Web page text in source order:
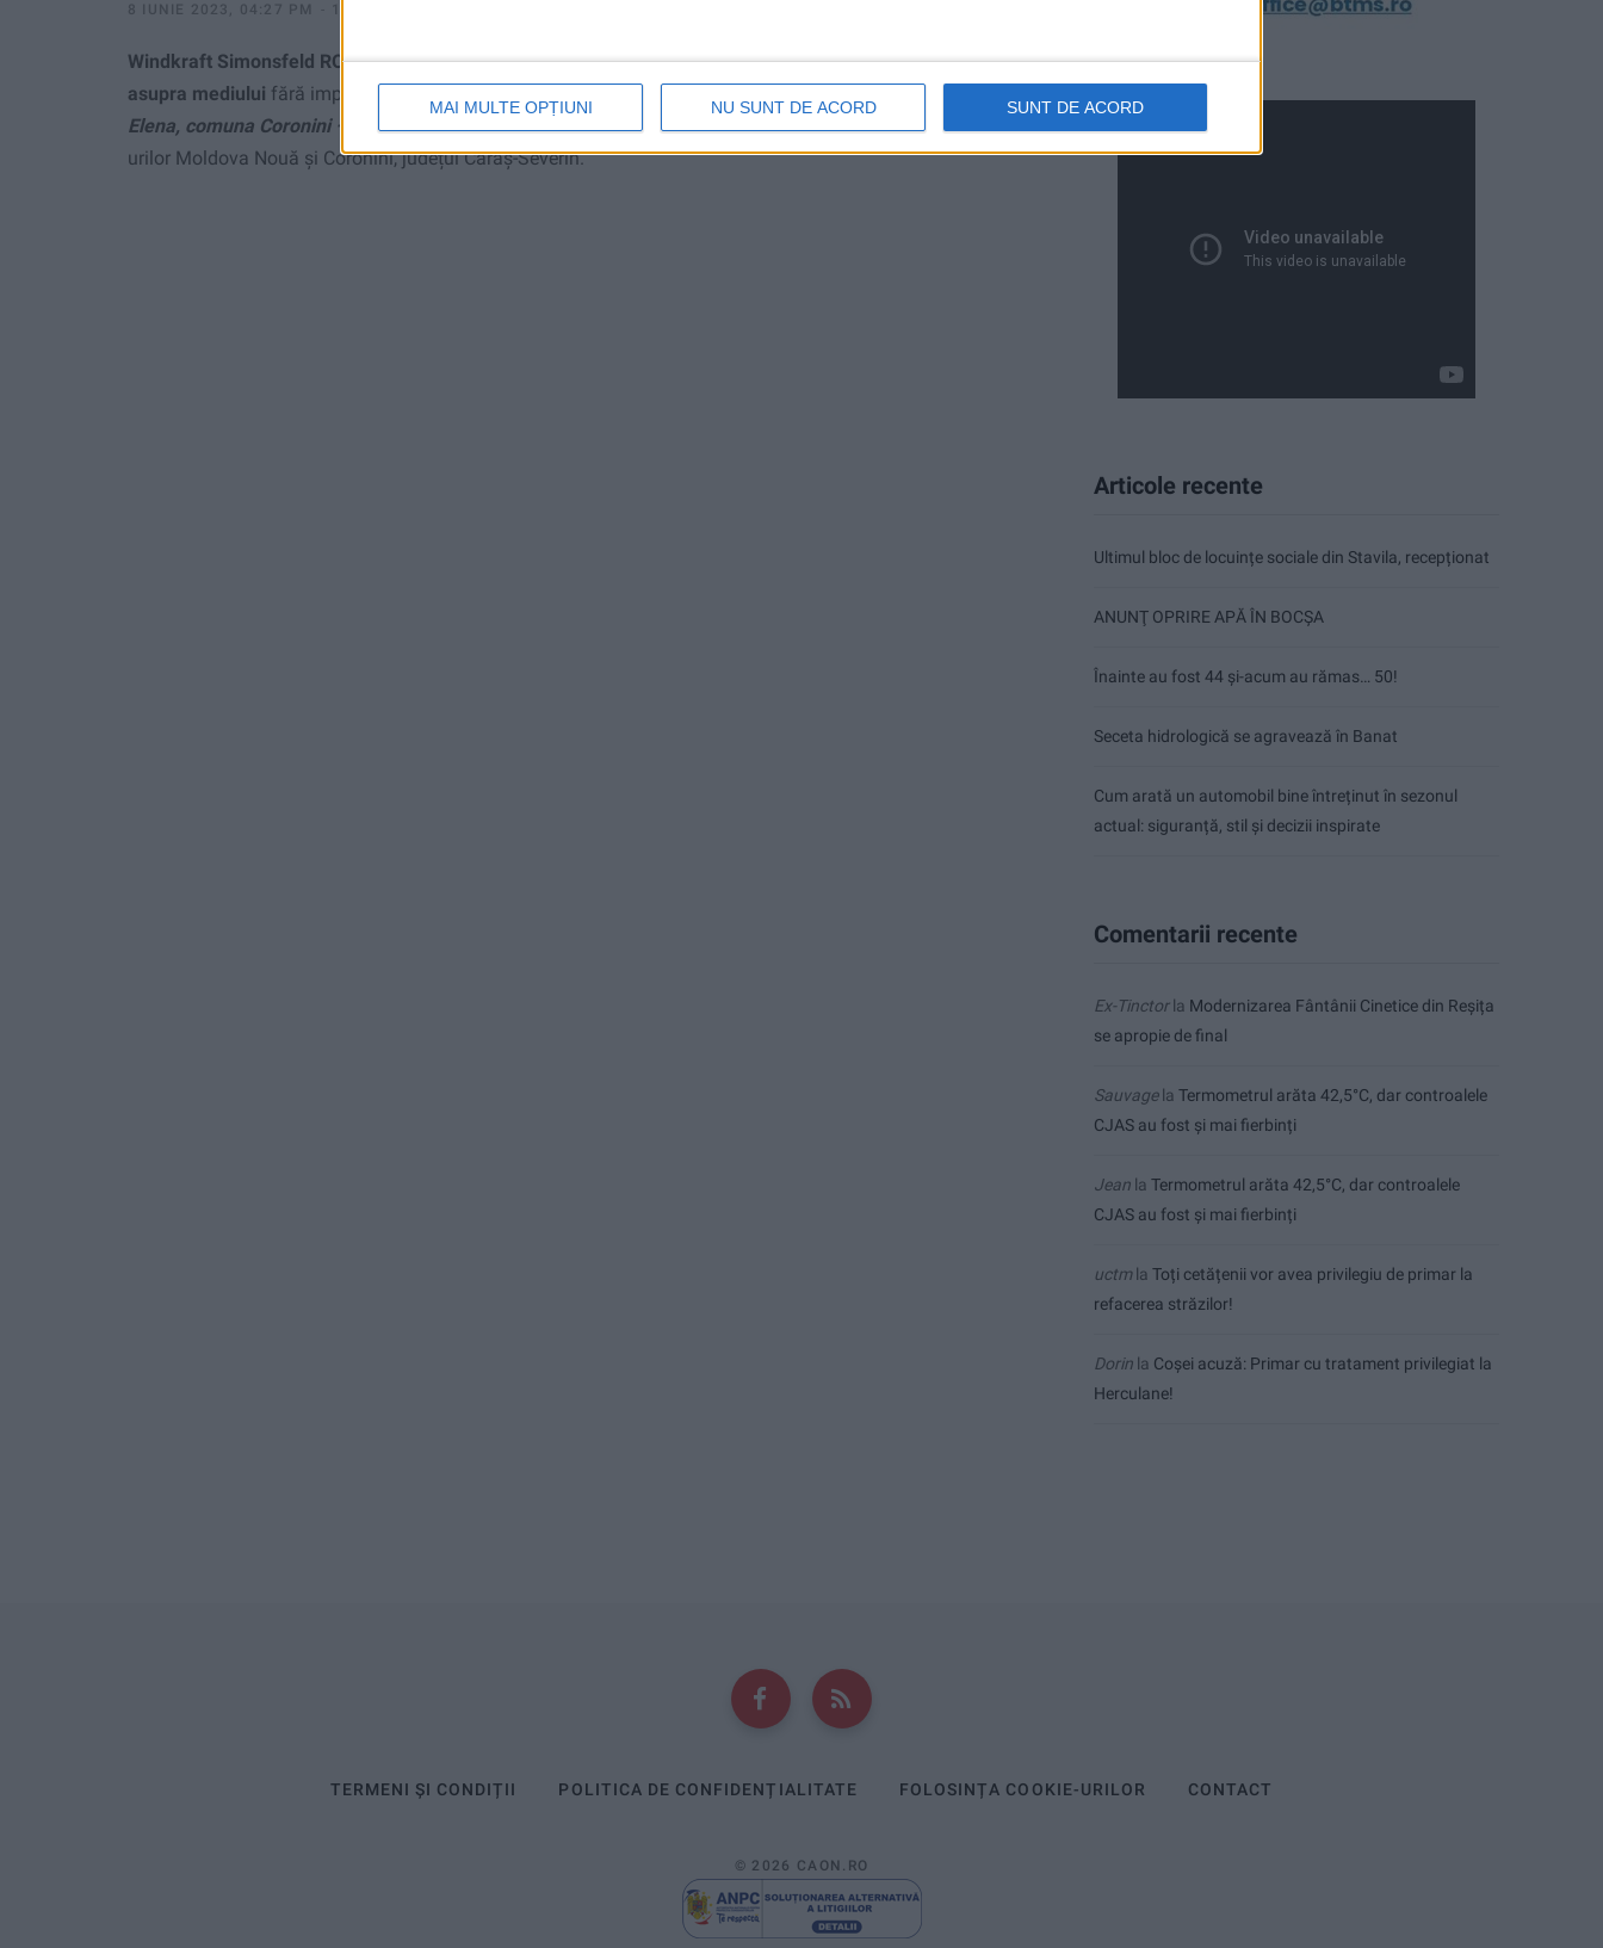
MAI MULTE OPȚIUNI NU SUNT DE ACORD SUNT DE ACORD
8 IUNIE 2023, 04:27 PM
Windkraft Simonsfeld ROSRLanunţă publicul interesat asupra depuneriiraportului privind impactul
asupra mediului fără impact transfrontalier, pentru proiectul „
Elena, comuna Coronini – continuare lucrări“propus a fi amplasat în extravilanul extravilanul UAT-
urilor Moldova Nouă și Coronini, județul Caraș-Severin.
Articole recente
Ultimul bloc de locuințe sociale din Stavila, recepționat
ANUNŢ OPRIRE APĂ ÎN BOCȘA
Înainte au fost 44 și-acum au rămas… 50!
Seceta hidrologică se agravează în Banat
Cum arată un automobil bine întreținut în sezonul
actual: siguranță, stil și decizii inspirate
Comentarii recente
Ex-Tinctorla Modernizarea Fântânii Cinetice din Reșița
se apropie de final
Sauvagela Termometrul arăta 42,5°C, dar controalele
CJAS au fost și mai fierbinți
Jean la Termometrul arăta 42,5°C, dar controalele
CJAS au fost și mai fierbinți
uctmla Toți cetățenii vor avea privilegiu de primar la
refacerea străzilor!
Dorin la Coșei acuză: Primar cu tratament privilegiat la
Herculane!
TERMENI ȘI CONDIȚII POLITICA DE CONFIDENȚIALITATE FOLOSINȚA COOKIE-URILOR CONTACT
© 2026 CAON.RO